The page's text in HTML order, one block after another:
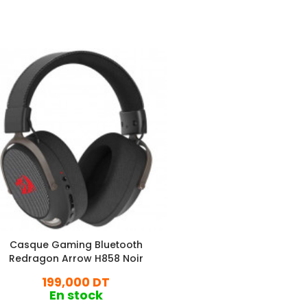
Casque Gaming Bluetooth
Redragon Arrow H858 Noir
199,000 DT
En stock